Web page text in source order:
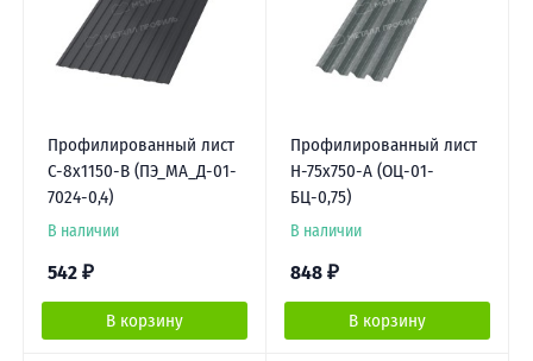
Профилированный лист
С-8х1150-B (ПЭ_МА_Д-01-
7024-0,4)
В наличии
542 ₽
В корзину
Профилированный лист
Н-75х750-A (ОЦ-01-
БЦ-0,75)
В наличии
848 ₽
В корзину